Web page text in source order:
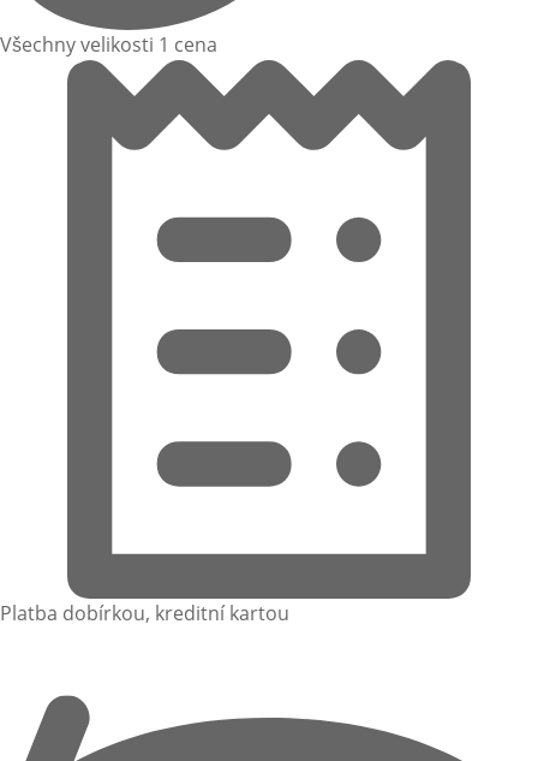
Všechny velikosti 1 cena
Platba dobírkou, kreditní kartou